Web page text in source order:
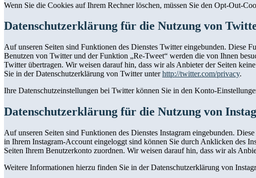
Wenn Sie die Cookies auf Ihrem Rechner löschen, müssen Sie den Opt-Out-
Datenschutzerklärung für die Nutzung von
Auf unseren Seiten sind Funktionen des Dienstes Twitter eingebunden. Diese
Benutzen von Twitter und der Funktion „Re-Tweet“ werden die von Ihnen
Twitter übertragen. Wir weisen darauf hin, dass wir als Anbieter der Seiten
Sie in der Datenschutzerklärung von Twitter unterhttp://twitter.com/privacy.
Ihre Datenschutzeinstellungen bei Twitter können Sie in den Konto-
Datenschutzerklärung für die Nutzung von
Auf unseren Seiten sind Funktionen des Dienstes Instagram eingebunden.
in Ihrem Instagram-Account eingeloggt sind können Sie durch Anklicken des
Seiten Ihrem Benutzerkonto zuordnen. Wir weisen darauf hin, dass wir als
Weitere Informationen hierzu finden Sie in der Datenschutzerklärung von